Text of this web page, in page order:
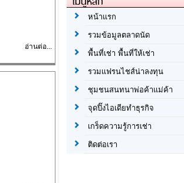
อ่านต่อ...
หน้าแรก
รวมข้อมูลตลาดนัด
พื้นที่เช่า พื้นที่ให้เช่า
รวมแฟรนไชส์น่าลงทุน
ชุมชนสนทนาพ่อค้าแม่ค้า
จุดปิ๊งไอเดียทำธุรกิจ
เกร็ดความรู้การเช่า
ติดต่อเรา